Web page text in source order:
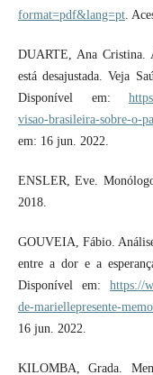
format=pdf&lang=pt.
DUARTE, Ana Cristina.
está desajustada. Veja
Disponível em:
visao-brasileira-sobre-o-
em: 16 jun. 2022.
ENSLER, Eve.
2018.
GOUVEIA, Fábio.
entre a dor e a
Disponível em:https://
de-mariellepresente-
16 jun. 2022.
KILOMBA, Grada.